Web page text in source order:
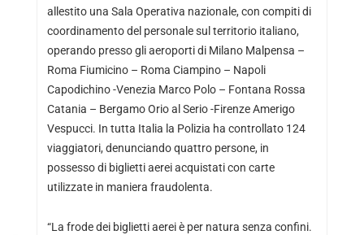
allestito una Sala Operativa nazionale, con compiti di
coordinamento del personale sul territorio italiano,
operando presso gli aeroporti di Milano Malpensa –
Roma Fiumicino – Roma Ciampino – Napoli
Capodichino -Venezia Marco Polo – Fontana Rossa
Catania – Bergamo Orio al Serio -Firenze Amerigo
Vespucci. In tutta Italia la Polizia ha controllato 124
viaggiatori, denunciando quattro persone, in
possesso di biglietti aerei acquistati con carte
utilizzate in maniera fraudolenta.
“La frode dei biglietti aerei è per natura senza confini.